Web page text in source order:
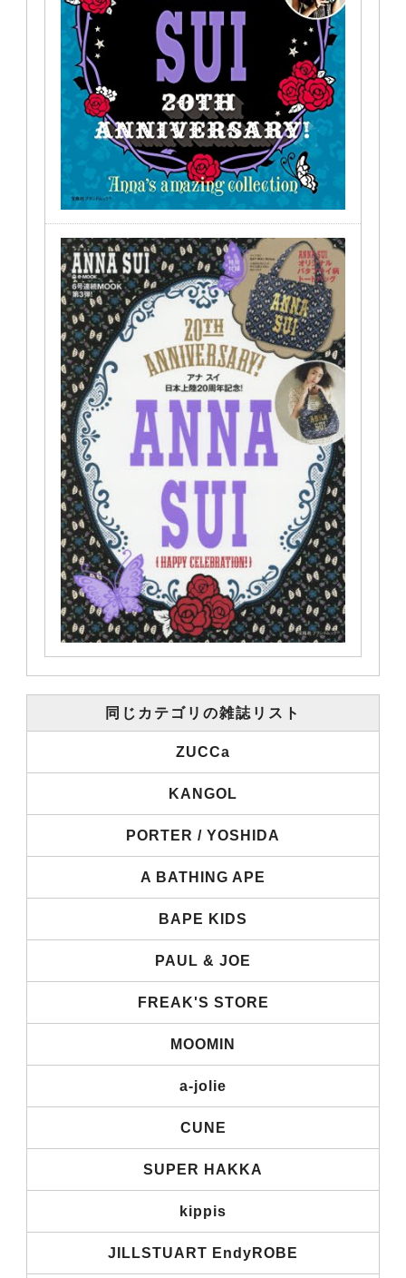
同じカテゴリの雑誌リスト
ZUCCa
KANGOL
PORTER / YOSHIDA
A BATHING APE
BAPE KIDS
PAUL & JOE
FREAK'S STORE
MOOMIN
a-jolie
CUNE
SUPER HAKKA
kippis
JILLSTUART EndyROBE